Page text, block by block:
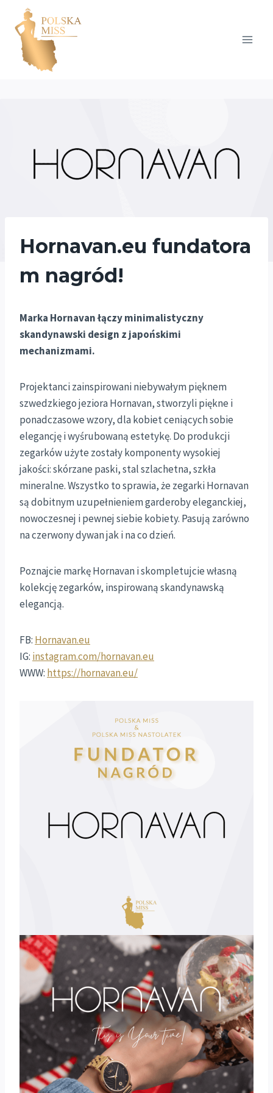
Przejdź
treści
Hornavan.eu fundatora
m nagród!
Marka Hornavan łączy minimalistyczny
skandynawski design z japońskimi
mechanizmami.
Projektanci zainspirowani niebywałym pięknem
szwedzkiego jeziora Hornavan, stworzyli piękne i
ponadczasowe wzory, dla kobiet ceniących sobie
elegancję i wyśrubowaną estetykę. Do produkcji
zegarków użyte zostały komponenty wysokiej
jakości: skórzane paski, stal szlachetna, szkła
mineralne. Wszystko to sprawia, że zegarki Hornavan
są dobitnym uzupełnieniem garderoby eleganckiej,
nowoczesnej i pewnej siebie kobiety. Pasują zarówno
na czerwony dywan jak i na co dzień.
Poznajcie markę Hornavan i skompletujcie własną
kolekcję zegarków, inspirowaną skandynawską
elegancją.
FB: Hornavan.eu
IG: instagram.com/hornavan.eu
WWW: https://hornavan.eu/